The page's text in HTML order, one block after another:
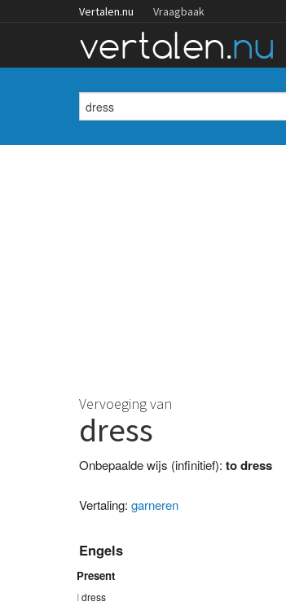
Vertalen.nu Vraagbaak
Vervoeging van
dress
Onbepaalde wijs (infinitief): to dress
Vertaling: garneren
Engels
Present
Idress